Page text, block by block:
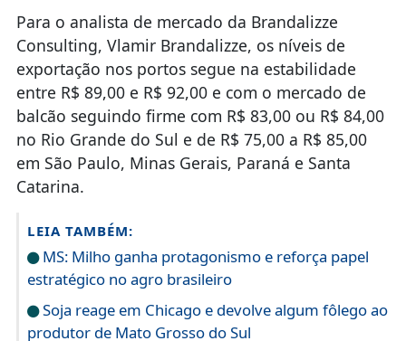
Para o analista de mercado da Brandalizze
Consulting, Vlamir Brandalizze, os níveis de
exportação nos portos segue na estabilidade
entre R$ 89,00 e R$ 92,00 e com o mercado de
balcão seguindo firme com R$ 83,00 ou R$ 84,00
no Rio Grande do Sul e de R$ 75,00 a R$ 85,00
em São Paulo, Minas Gerais, Paraná e Santa
Catarina.
LEIA TAMBÉM:
MS: Milho ganha protagonismo e reforça papel
estratégico no agro brasileiro
Soja reage em Chicago e devolve algum fôlego ao
produtor de Mato Grosso do Sul